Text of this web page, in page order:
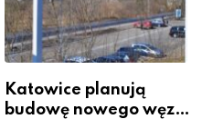
Katowice planują
budowę nowego węzła